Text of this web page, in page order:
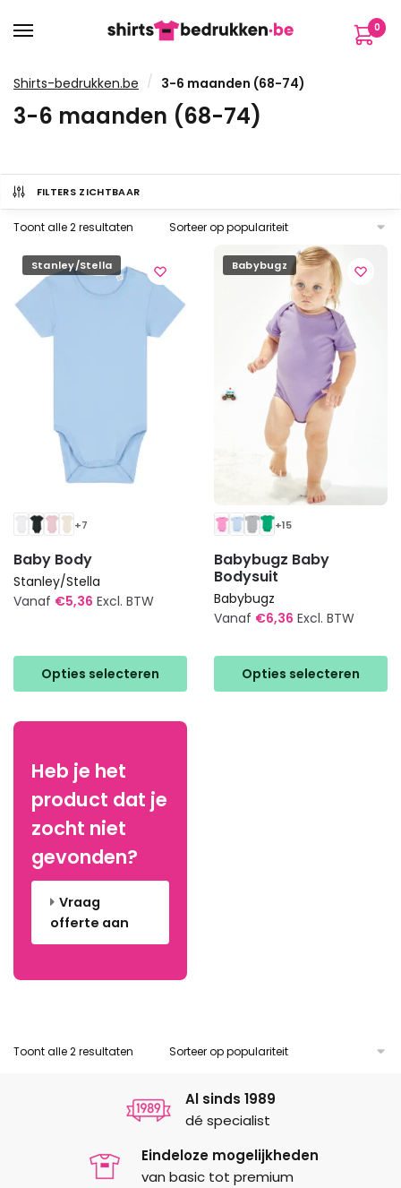
naar
naar
inhoud
0
Shirts-bedrukken.be / 3-6 maanden (68-74)
3-6 maanden (68-74)
FILTERS ZICHTBAAR
Toont alle 2 resultaten Gesorteerd
Stanley/Stella
+7
Baby Body
Stanley/Stella
Vanaf €5,36 Excl. BTW
Opties selecteren
product
heeft
meerdere
variaties.
optie
kan
gekozen
worden
productpagina
Babybugz
+15
Babybugz Baby
Bodysuit
Babybugz
Vanaf €6,36 Excl. BTW
Opties selecteren
product
heeft
Heb je het
product dat je
zocht niet
gevonden?
Vraag
offerte aan
Toont alle 2 resultaten Gesorteerd
Al sinds 1989
dé specialist
Eindeloze mogelijkheden
van basic tot premium